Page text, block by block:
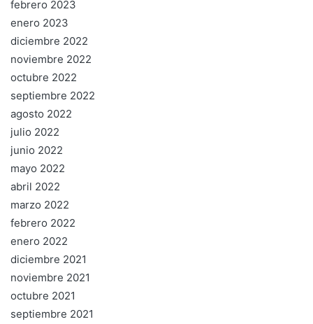
febrero 2023
enero 2023
diciembre 2022
noviembre 2022
octubre 2022
septiembre 2022
agosto 2022
julio 2022
junio 2022
mayo 2022
abril 2022
marzo 2022
febrero 2022
enero 2022
diciembre 2021
noviembre 2021
octubre 2021
septiembre 2021